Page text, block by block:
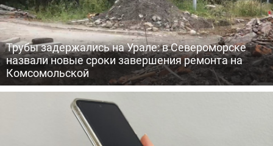
Трубы задержались на Урале: в Североморске
назвали новые сроки завершения ремонта на
Комсомольской